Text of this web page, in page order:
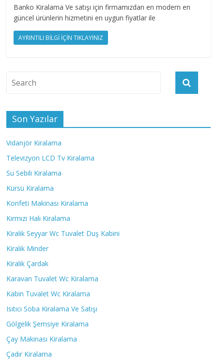
Banko Kiralama Ve satışı için firmamızdan en modern en
güncel ürünlerin hizmetini en uygun fiyatlar ile
AYRINTILI BİLGİ İÇİN TIKLAYINIZ
Son Yazılar
Vidanjör Kiralama
Televizyon LCD Tv Kiralama
Su Sebili Kiralama
Kürsü Kiralama
Konfeti Makinası Kiralama
Kırmızı Halı Kiralama
Kiralık Seyyar Wc Tuvalet Duş Kabini
Kiralık Minder
Kiralık Çardak
Karavan Tuvalet Wc Kiralama
Kabin Tuvalet Wc Kiralama
Isıtıcı Soba Kiralama Ve Satışı
Gölgelik Şemsiye Kiralama
Çay Makinası Kiralama
Çadır Kiralama